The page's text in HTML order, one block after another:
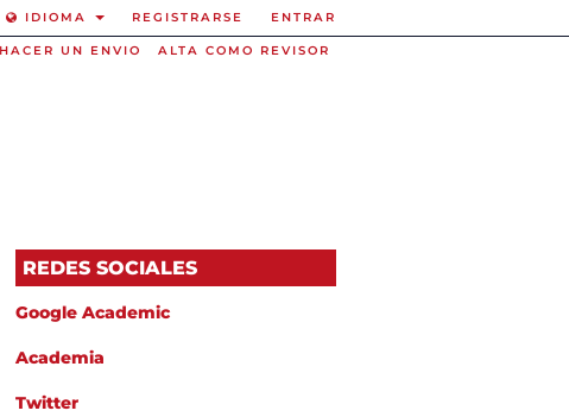
HACER UN ENVIO ALTA COMO REVISOR
IDIOMA REGISTRARSE ENTRAR
REDES SOCIALES
Google Academic
Academia
Twitter